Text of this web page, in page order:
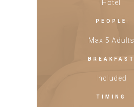
Hotel
PEOPLE
Max 5 Adults
BREAKFAST
Included
TIMING